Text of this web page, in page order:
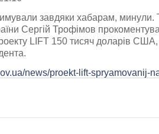
завдяки хабарам, минули.
Сергій Трофімов
LIFT 150 тисяч доларів
news/proekt-lift-spryamovanij-